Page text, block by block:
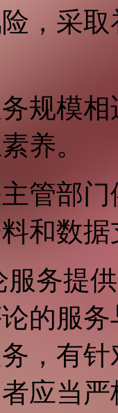
，采
务规模
养。
主管部
和数
务提
的服
，有
应当